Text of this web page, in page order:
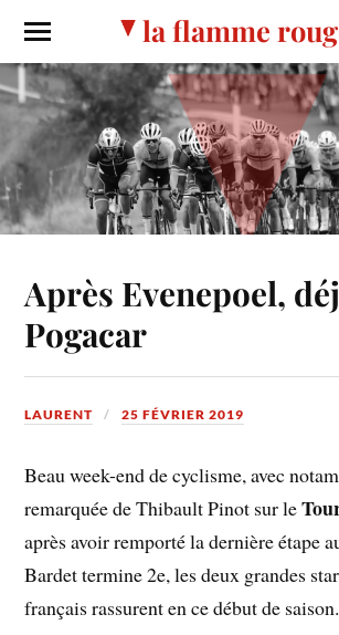
la flamme
Après Evenepoel,
Pogacar
LAURENT 25 FÉVRIER 2019
Beau week-end de cyclisme, avec
remarquée de Thibault Pinot sur le
après avoir remporté la dernière étape
Bardet termine 2e, les deux grandes
français rassurent en ce début de saison.